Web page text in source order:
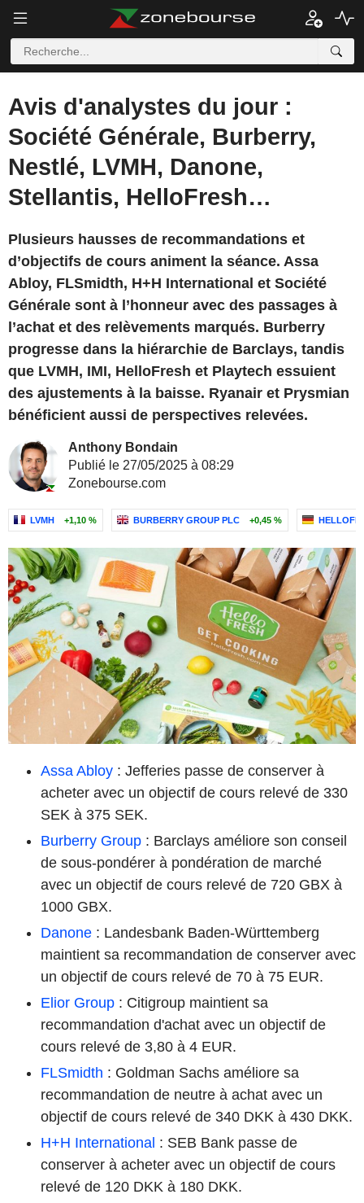
Avis d'analystes du jour :
Société Générale, Burberry,
Nestlé, LVMH, Danone,
Stellantis, HelloFresh…
Plusieurs hausses de recommandations et
d’objectifs de cours animent la séance. Assa
Abloy, FLSmidth, H+H International et Société
Générale sont à l’honneur avec des passages à
l’achat et des relèvements marqués. Burberry
progresse dans la hiérarchie de Barclays, tandis
que LVMH, IMI, HelloFresh et Playtech essuient
des ajustements à la baisse. Ryanair et Prysmian
bénéficient aussi de perspectives relevées.
Anthony Bondain
Publié le 27/05/2025 à 08:29
Zonebourse.com
LVMH +1,10 % BURBERRY GROUP PLC +0,45 %
Assa Abloy : Jefferies passe de conserver à
acheter avec un objectif de cours relevé de 330
SEK à 375 SEK.
Burberry Group : Barclays améliore son conseil
de sous-pondérer à pondération de marché
avec un objectif de cours relevé de 720 GBX à
1000 GBX.
Danone : Landesbank Baden-Württemberg
maintient sa recommandation de conserver avec
un objectif de cours relevé de 70 à 75 EUR.
Elior Group : Citigroup maintient sa
recommandation d'achat avec un objectif de
cours relevé de 3,80 à 4 EUR.
FLSmidth : Goldman Sachs améliore sa
recommandation de neutre à achat avec un
objectif de cours relevé de 340 DKK à 430 DKK.
H+H International : SEB Bank passe de
conserver à acheter avec un objectif de cours
relevé de 120 DKK à 180 DKK.